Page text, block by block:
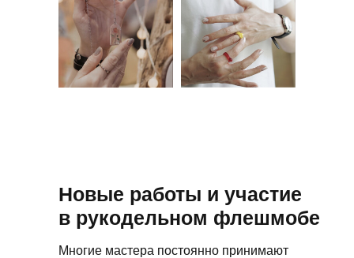
Новые работы и участие
в рукодельном флешмобе
Многие мастера постоянно принимают